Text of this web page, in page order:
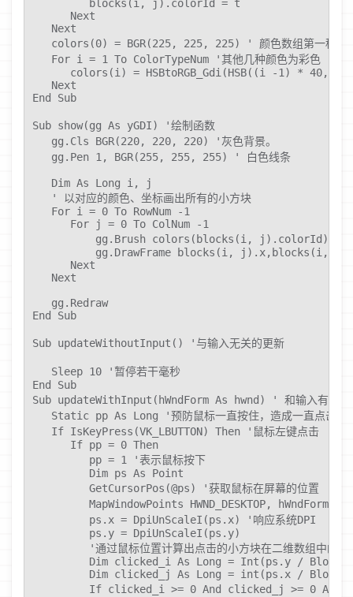
         blocks(i, j).colorId = t
      Next
   Next
colors(0) = BGR(225, 225, 225) ' 颜色数组第一种颜
   For i = 1 To ColorTypeNum '其他几种颜色为彩色
colors(i) = HSBtoRGB_Gdi(HSB((i -1) * 40,
   Next
End Sub
Sub show(gg As yGDI) '绘制函数
   gg.Cls BGR(220, 220, 220) '灰色背景。
   gg.Pen 1, BGR(255, 255, 255) ' 白色线条
   Dim As Long i, j
   ' 以对应的颜色、坐标画出所有的小方块
   For i = 0 To RowNum -1
      For j = 0 To ColNum -1
gg.Brush colors(blocks(i, j).colorId) '设
gg.DrawFrame blocks(i, j).x,blocks(i,
      Next
   Next
   gg.Redraw
End Sub
Sub updateWithoutInput() '与输入无关的更新
   Sleep 10 '暂停若干毫秒
End Sub
Sub updateWithInput(hWndForm As hwnd) ' 和输入有关的
   Static pp As Long '预防鼠标一直按住，造成一直点击
   If IsKeyPress(VK_LBUTTON) Then '鼠标左键点击
      If pp = 0 Then
         pp = 1 '表示鼠标按下
         Dim ps As Point
         GetCursorPos(@ps) '获取鼠标在屏幕的位置
MapWindowPoints HWND_DESKTOP, hWndForm,
         ps.x = DpiUnScaleI(ps.x) '响应系统DPI
         ps.y = DpiUnScaleI(ps.y)
'通过鼠标位置计算出点击的小方块在二维数组中的下
Dim clicked_i As Long = Int(ps.y /
Dim clicked_j As Long = int(ps.x /
If clicked_i >= 0 And clicked_j >= 0 And